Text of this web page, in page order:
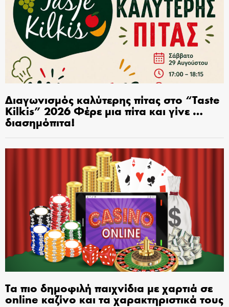
Διαγωνισμός καλύτερης πίτας στο “Taste
Kilkis” 2026 Φέρε μια πίτα και γίνε …
διασημόπιτα!
Τα πιο δημοφιλή παιχνίδια με χαρτιά σε
online καζίνο και τα χαρακτηριστικά τους